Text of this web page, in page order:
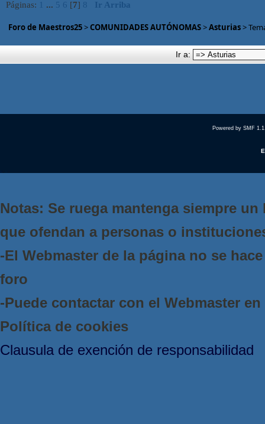
Páginas: ... 5 6 [7] 8 Ir Arriba
Foro de Maestros25>COMUNIDADES AUTÓNOMAS>Asturias>
Ir a:
Powered by SMF
Notas: Se ruega mantenga siempre
que ofendan a personas o
-El Webmaster de la página no se
foro
-Puede contactar con el Webmaster
Política de cookies
Clausula de exención de responsabilidad